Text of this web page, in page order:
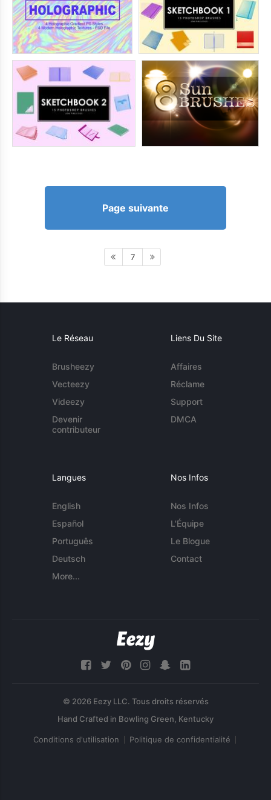
Page suivante
7
Le Réseau
Brusheezy
Vecteezy
Videezy
Devenir
contributeur
Liens Du Site
Affaires
Réclame
Support
DMCA
Langues
English
Español
Português
Deutsch
More...
Nos Infos
Nos Infos
L'Équipe
Le Blogue
Contact
© 2026 Eezy LLC. Tous droits réservés
Conditions d'utilisation Politique de confidentialité